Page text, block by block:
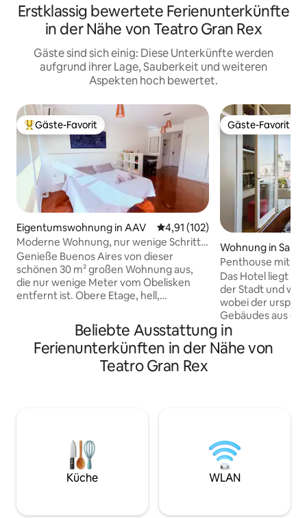
Erstklassig bewertete Ferienunterkünfte
in der Nähe von Teatro Gran Rex
Gäste sind sich einig: Diese Unterkünfte werden
aufgrund ihrer Lage, Sauberkeit und weiteren
Aspekten hoch bewertet.
Beliebter Gäste-Favorit.
Gäste-Favorit
Eigentumswohnung in AAV Durchschnittliche Bewertung:
4,91 (102)
Moderne Wohnung, nur wenige Schritte
vom Obelisken und der Av. Corrientes
entfernt
Genieße Buenos Aires von dieser
schönen 30 m² großen Wohnung aus,
die nur wenige Meter vom Obelisken
entfernt ist. Obere Etage, hell,
Sicherheitsdienst und 3 Aufzüge, an der
Av. Corrientes gegenüber vom Gran
Rex. Ausgestattet mit hochwertigen
Möbeln, einem Kingsize-Bett, einer
kompakten Küche und einem
Mikrozentrums, perfekt für Sightseeing
und um die Stadt zu genießen. Nur
wenige Schritte von Theatern,
Restaurants, U-Bahnen, San Telmo und
Gäste-Favorit
Gäste-Favorit
Wohnung in San
Penthouse mit
Schlafzimmer
Das Hotel liegt
der Stadt und
wobei der
Gebäudes aus
modernem
Sie befindet sich
eines
Klimaanlage in
Waschmaschine,
ausgestattete
schick.
Beliebte Ausstattung in
Ferienunterkünften in der Nähe von
Teatro Gran Rex
Küche WLAN